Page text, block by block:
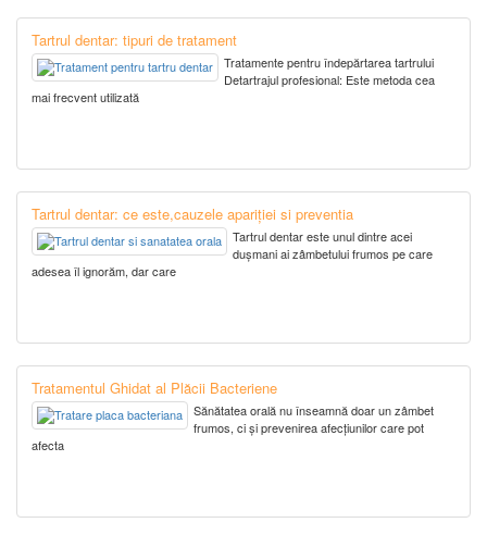
Tartrul dentar: tipuri de tratament
Tratamente pentru îndepărtarea tartrului
Detartrajul profesional: Este metoda cea
mai frecvent utilizată
Tartrul dentar: ce este,cauzele apariției si preventia
Tartrul dentar este unul dintre acei
dușmani ai zâmbetului frumos pe care
adesea îl ignorăm, dar care
Tratamentul Ghidat al Plăcii Bacteriene
Sănătatea orală nu înseamnă doar un zâmbet
frumos, ci și prevenirea afecțiunilor care pot
afecta